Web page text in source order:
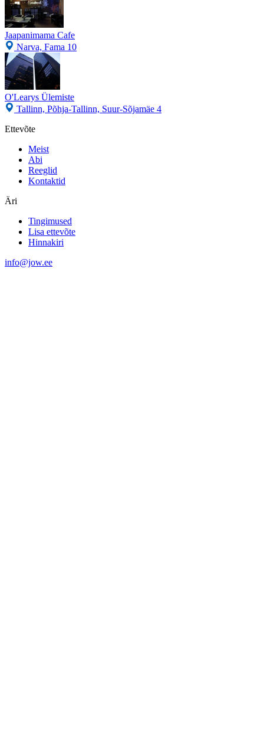
Jaapanimama Cafe
Narva, Fama 10
O'Learys Ülemiste
Tallinn, Põhja-Tallinn, Suur-Sõjamäe 4
Ettevõte
Meist
Abi
Reeglid
Kontaktid
Äri
Tingimused
Lisa ettevõte
Hinnakiri
info@jow.ee